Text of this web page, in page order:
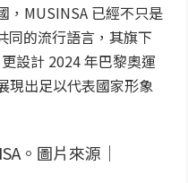
，MUSINSA 已經不只是
同的流行語言，其旗下
設計 2024 年巴黎奧運
現出足以代表國家形象